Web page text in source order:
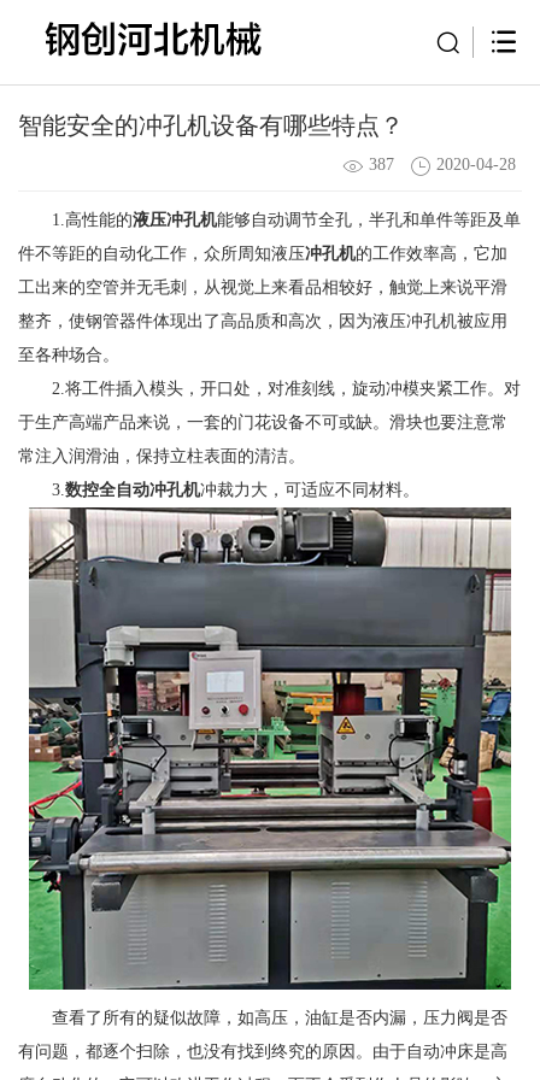
智能安全的冲孔机设备有哪些特点？
387 2020-04-28
1.高性能的液压冲孔机能够自动调节全孔，半孔和单件等距及单
件不等距的自动化工作，众所周知液压冲孔机的工作效率高，它加
工出来的空管并无毛刺，从视觉上来看品相较好，触觉上来说平滑
整齐，使钢管器件体现出了高品质和高次，因为液压冲孔机被应用
至各种场合。
2.将工件插入模头，开口处，对准刻线，旋动冲模夹紧工作。对
于生产高端产品来说，一套的门花设备不可或缺。滑块也要注意常
常注入润滑油，保持立柱表面的清洁。
3. 数控全自动冲孔机冲裁力大，可适应不同材料。
查看了所有的疑似故障，如高压，油缸是否内漏，压力阀是否
有问题，都逐个扫除，也没有找到终究的原因。由于自动冲床是高